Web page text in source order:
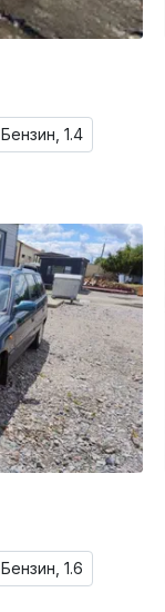
Бензин, 1.4
Бензин, 1.6